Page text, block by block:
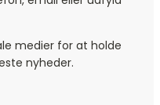
medier for at holde
nyheder.